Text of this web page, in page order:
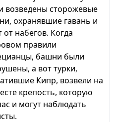
возведены сторожевые
охранявшие гавань и
от набегов. Когда
правили
башни были
а вот турки,
Кипр, возвели на
крепость, которую
и могут наблюдать